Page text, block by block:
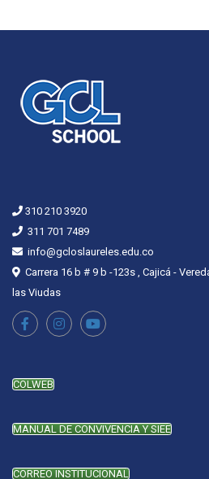
310 210 3920
311 701 7489
info@gcloslaureles.edu.co
Carrera 16 b # 9 b -123s , Cajicá -
las Viudas
COLWEB
MANUAL DE CONVIVENCIA Y SIEE
CORREO INSTITUCIONAL